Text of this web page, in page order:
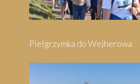
Pielgrzymka do Wejherowa